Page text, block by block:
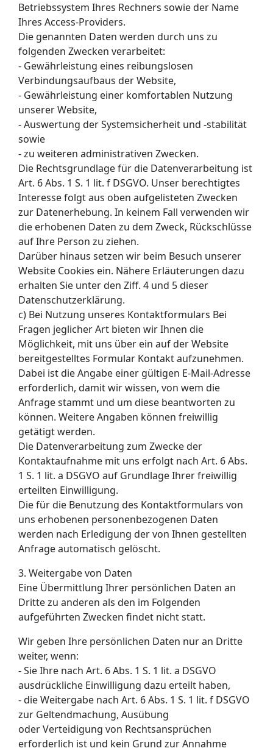
Betriebssystem Ihres Rechners sowie der Name
Ihres Access-Providers.
Die genannten Daten werden durch uns zu
folgenden Zwecken verarbeitet:
- Gewährleistung eines reibungslosen
Verbindungsaufbaus der Website,
- Gewährleistung einer komfortablen Nutzung
unserer Website,
- Auswertung der Systemsicherheit und -stabilität
sowie
- zu weiteren administrativen Zwecken.
Die Rechtsgrundlage für die Datenverarbeitung ist
Art. 6 Abs. 1 S. 1 lit. f DSGVO. Unser berechtigtes
Interesse folgt aus oben aufgelisteten Zwecken
zur Datenerhebung. In keinem Fall verwenden wir
die erhobenen Daten zu dem Zweck, Rückschlüsse
auf Ihre Person zu ziehen.
Darüber hinaus setzen wir beim Besuch unserer
Website Cookies ein. Nähere Erläuterungen dazu
erhalten Sie unter den Ziff. 4 und 5 dieser
Datenschutzerklärung.
c) Bei Nutzung unseres Kontaktformulars Bei
Fragen jeglicher Art bieten wir Ihnen die
Möglichkeit, mit uns über ein auf der Website
bereitgestelltes Formular Kontakt aufzunehmen.
Dabei ist die Angabe einer gültigen E-Mail-Adresse
erforderlich, damit wir wissen, von wem die
Anfrage stammt und um diese beantworten zu
können. Weitere Angaben können freiwillig
getätigt werden.
Die Datenverarbeitung zum Zwecke der
Kontaktaufnahme mit uns erfolgt nach Art. 6 Abs.
1 S. 1 lit. a DSGVO auf Grundlage Ihrer freiwillig
erteilten Einwilligung.
Die für die Benutzung des Kontaktformulars von
uns erhobenen personenbezogenen Daten
werden nach Erledigung der von Ihnen gestellten
Anfrage automatisch gelöscht.
3. Weitergabe von Daten
Eine Übermittlung Ihrer persönlichen Daten an
Dritte zu anderen als den im Folgenden
aufgeführten Zwecken findet nicht statt.
Wir geben Ihre persönlichen Daten nur an Dritte
weiter, wenn:
- Sie Ihre nach Art. 6 Abs. 1 S. 1 lit. a DSGVO
ausdrückliche Einwilligung dazu erteilt haben,
- die Weitergabe nach Art. 6 Abs. 1 S. 1 lit. f DSGVO
zur Geltendmachung, Ausübung
oder Verteidigung von Rechtsansprüchen
erforderlich ist und kein Grund zur Annahme